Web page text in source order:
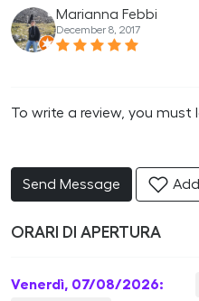
Marianna Febbi
December 8, 2017
To write a review, you must
Send Message
ORARI DI APERTURA
Venerdì, 07/08/2026: